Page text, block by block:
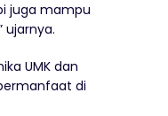
juga mampu
ujarnya.
UMK dan
di